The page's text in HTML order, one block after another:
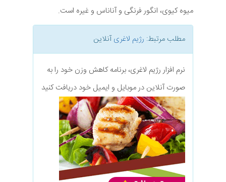
میوه کیوی، انگور فرنگی و آناناس و غیره است.
مطلب مرتبط: رژیم لاغریآنلاین
نرم افزار رژیم لاغری، برنامه کاهش وزن خود را به
صورت آنلاین در موبایل و ایمیل خود دریافت کنید